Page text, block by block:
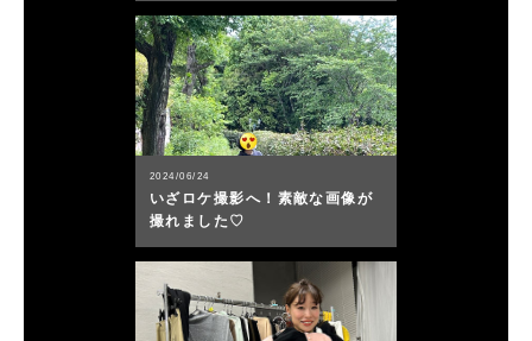
2024/06/24
いざロケ撮影へ！素敵な画像が
撮れました♡